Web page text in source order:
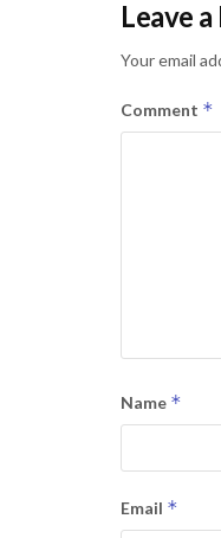
Leave
Your email
Comment *
Name *
Email *